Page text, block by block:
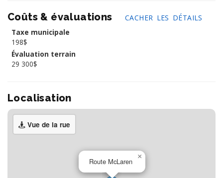
Coûts & évaluations
CACHER LES DÉTAILS
Taxe municipale
198$
Évaluation terrain
29 300$
Localisation
Vue de la rue
Route McLaren
×